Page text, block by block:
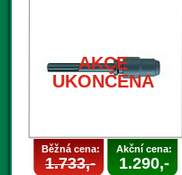
AKCE
UKONČENA
Běžná cena:
1.733,-
Akční cena:
1.290,-